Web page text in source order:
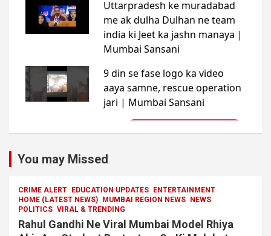
You may Missed
CRIME ALERT EDUCATION UPDATES
ENTERTAINMENT
HOME (LATEST NEWS)
MUMBAI REGION NEWS
NEWS
POLITICS VIRAL & TRENDING
Rahul Gandhi Ne Viral Mumbai Model Rhiya